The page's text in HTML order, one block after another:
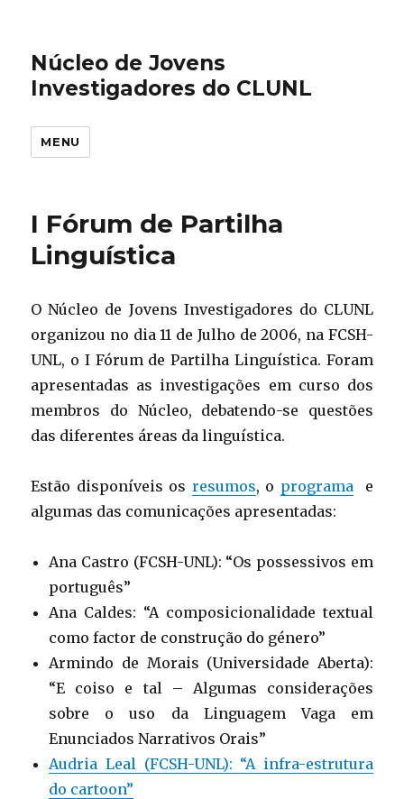
Núcleo de Jovens
Investigadores do CLUNL
MENU
I Fórum de Partilha
Linguística
O Núcleo de Jovens Investigadores do CLUNL
organizou no dia 11 de Julho de 2006, na FCSH-
UNL, o I Fórum de Partilha Linguística. Foram
apresentadas as investigações em curso dos
membros do Núcleo, debatendo-se questões
das diferentes áreas da linguística.
Estão disponíveis os resumos, o programae
algumas das comunicações apresentadas:
Ana Castro (FCSH-UNL): “Os possessivos em
português”
Ana Caldes: “A composicionalidade textual
como factor de construção do género”
Armindo de Morais (Universidade Aberta):
“E coiso e tal – Algumas considerações
sobre o uso da Linguagem Vaga em
Enunciados Narrativos Orais”
Audria Leal (FCSH-UNL): “A infra-estrutura
do cartoon”